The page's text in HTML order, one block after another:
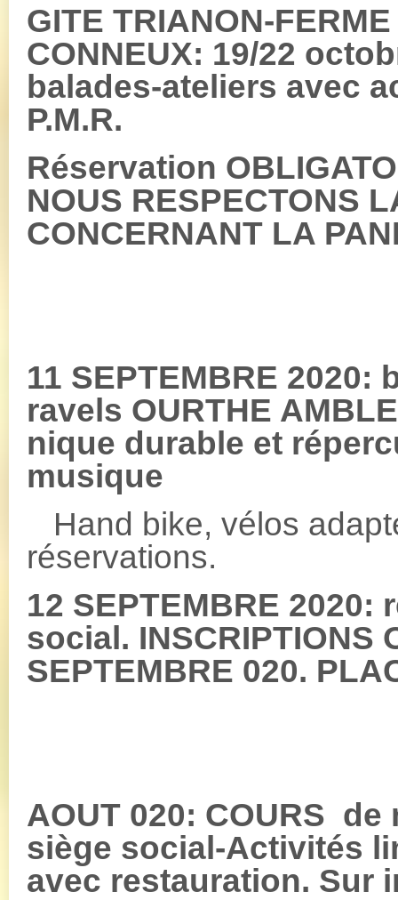
GITE TRIANON-
CONNEUX: 19/22
balades-ateliers avec
P.M.R.
Réservation
NOUS RESPECTONS
CONCERNANT LA
11 SEPTEMBRE
ravels OURTHE
nique durable et
musique
Hand bike, vélos
réservations.
12 SEPTEMBRE
social. INSCRIPTIONS
SEPTEMBRE 020.
AOUT 020: COURS
siège social-Activités
avec restauration. Sur